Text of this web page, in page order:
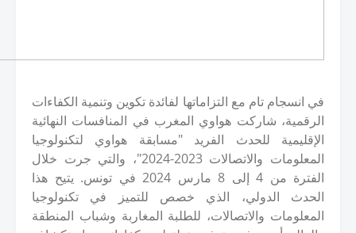
في انسجام تام مع التزاماتها لفائدة تكوين وتنمية الكفاءات
الرقمية، شاركت هواوي المغرب في المنافسات النهائية
الإقليمية للحدث الفريد "مسابقة هواوي لتكنولوجيا
المعلومات والاتصالات2023
-
2024"، والتي جرت خلال
الفترة من 4 إلى 8 مارس 2024 في تونس. يتيح هذا
الحدث الدولي، الذي خصص للتميز في تكنولوجيا
المعلومات والاتصالات، للطلبة المغاربة وشباب المنطقة